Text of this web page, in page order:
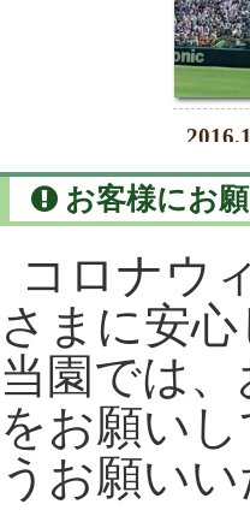
お客様にお
コロナウ
さまに安
当園では
をお願い
うお願いい